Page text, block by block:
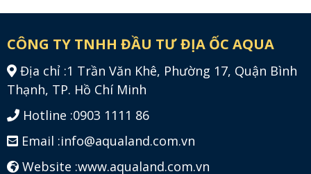
CÔNG TY TNHH ĐẦU TƯ ĐỊA ỐC AQUA
Địa chỉ :1 Trần Văn Khê, Phường 17, Quận Bình
Thạnh, TP. Hồ Chí Minh
Hotline :0903 1111 86
Email :info@aqualand.com.vn
Website :www.aqualand.com.vn